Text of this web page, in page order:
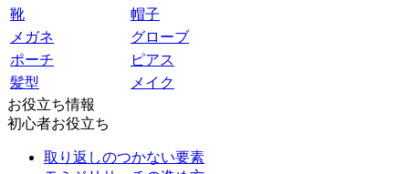
靴
帽子
メガネ
グローブ
ポーチ
ピアス
髪型
メイク
お役立ち情報
初心者お役立ち
取り返しのつかない要素